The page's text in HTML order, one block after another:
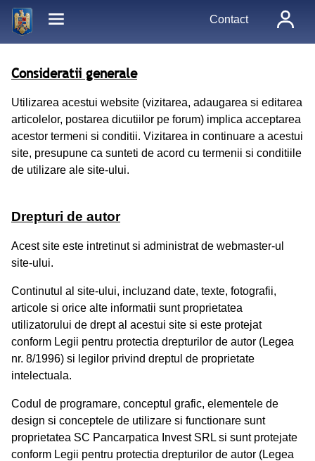
Contact
Consideratii generale
Utilizarea acestui website (vizitarea, adaugarea si editarea
articolelor, postarea dicutiilor pe forum) implica acceptarea
acestor termeni si conditii. Vizitarea in continuare a acestui
site, presupune ca sunteti de acord cu termenii si conditiile
de utilizare ale site-ului.
Drepturi de autor
Acest site este intretinut si administrat de webmaster-ul
site-ului.
Continutul al site-ului, incluzand date, texte, fotografii,
articole si orice alte informatii sunt proprietatea
utilizatorului de drept al acestui site si este protejat
conform Legii pentru protectia drepturilor de autor (Legea
nr. 8/1996) si legilor privind dreptul de proprietate
intelectuala.
Codul de programare, conceptul grafic, elementele de
design si conceptele de utilizare si functionare sunt
proprietatea SC Pancarpatica Invest SRL si sunt protejate
conform Legii pentru protectia drepturilor de autor (Legea